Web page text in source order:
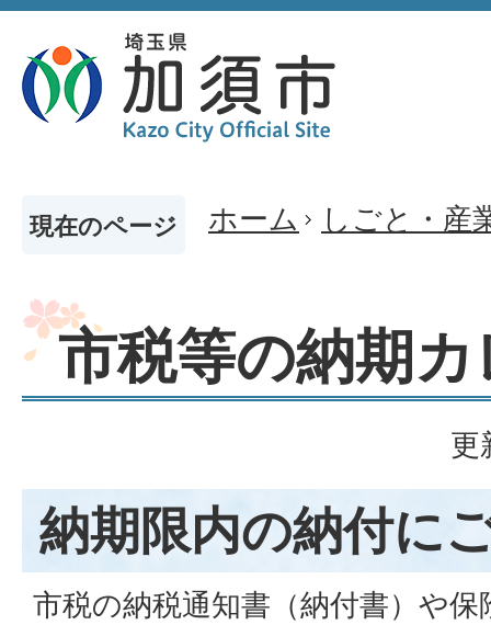
現在のページ ホーム しごと・産
市税等の納期
更
納期限内の納付に
市税の納税通知書（納付書）や